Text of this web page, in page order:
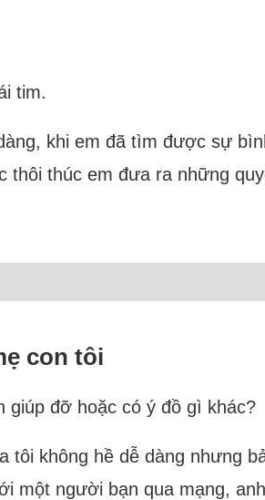
tim.
khi em đã tìm được sự
thúc em đưa ra những
con tôi
giúp đỡ hoặc có ý đồ gì khác?
không hề dễ dàng nhưng
một người bạn qua mạng,